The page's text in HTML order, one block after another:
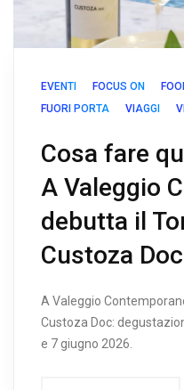
EVENTI FOCUS ON
FUORI PORTA
VIAGGI
Cosa fare
A Valeggio
debutta il
Custoza Doc
A Valeggio
Custoza Doc:
e 7 giugno 2026.